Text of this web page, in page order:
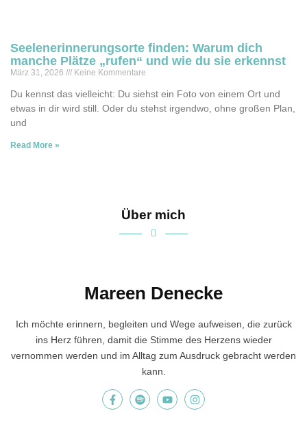
Seelenerinnerungsorte finden: Warum dich
manche Plätze „rufen“ und wie du sie erkennst
März 31, 2026 Keine Kommentare
Du kennst das vielleicht: Du siehst ein Foto von einem Ort und
etwas in dir wird still. Oder du stehst irgendwo, ohne großen Plan,
und
Read More »
Über mich
Mareen Denecke
Ich möchte erinnern, begleiten und Wege aufweisen, die zurück
ins Herz führen, damit die Stimme des Herzens wieder
vernommen werden und im Alltag zum Ausdruck gebracht werden
kann.